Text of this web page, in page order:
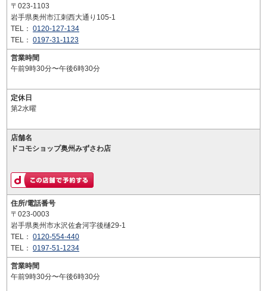
〒023-1103
岩手県奥州市江刺西大通り105-1
TEL： 0120-127-134
TEL： 0197-31-1123
営業時間
午前9時30分〜午後6時30分
定休日
第2水曜
店舗名
ドコモショップ奥州みずさわ店
住所/電話番号
〒023-0003
岩手県奥州市水沢佐倉河字後樋29-1
TEL： 0120-554-440
TEL： 0197-51-1234
営業時間
午前9時30分〜午後6時30分